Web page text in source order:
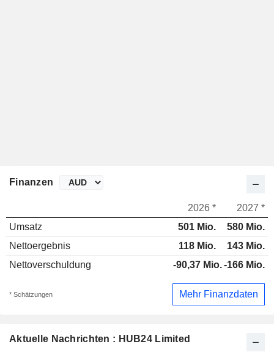
Aktuelle Nachrichten : HUB24 Limited
Finanzen
2026 *
2027 *
Umsatz
501 Mio.
580 Mio.
Nettoergebnis
118 Mio.
143 Mio.
Nettoverschuldung
-90,37 Mio.-166 Mio.
* Schätzungen Mehr Finanzdaten